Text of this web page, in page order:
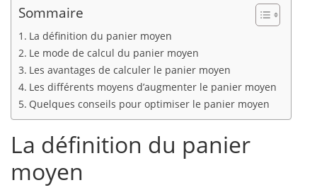
Sommaire
La définition du panier moyen
Le mode de calcul du panier moyen
Les avantages de calculer le panier moyen
Les différents moyens d’augmenter le panier moyen
Quelques conseils pour optimiser le panier moyen
La définition du panier
moyen